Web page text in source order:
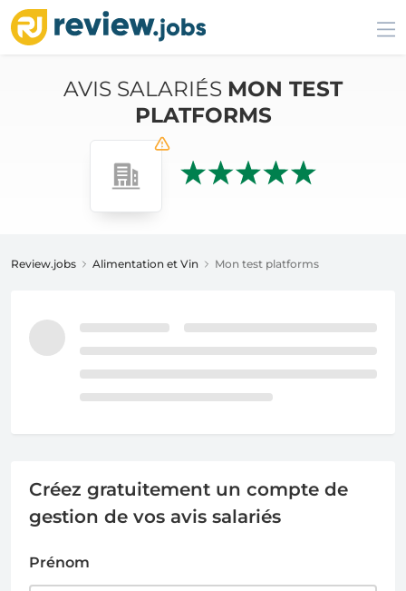
AVIS SALARIÉS MON TEST
PLATFORMS
Review.jobs Alimentation et Vin Mon test platforms
Créez gratuitement un compte de
gestion de vos avis salariés
Prénom